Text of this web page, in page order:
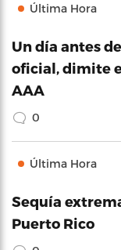
Última Hora
Un día antes
oficial, dimite
AAA
0
Última Hora
Sequía
Puerto Rico